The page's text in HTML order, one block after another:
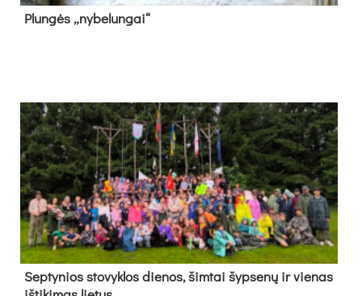
Plun­gės „ny­be­lun­gai“
Sep­ty­nios sto­vyk­los die­nos, šim­tai šyp­se­nų ir vie­nas